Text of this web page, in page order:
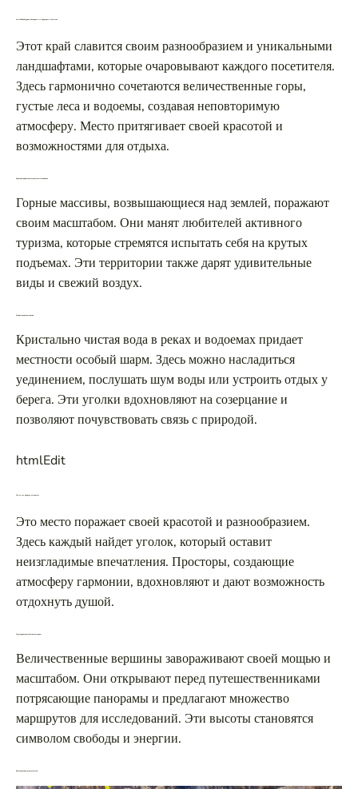
htmlEditКабардино-Балкария и ее природные богатства
Этот край славится своим разнообразием и уникальными
ландшафтами, которые очаровывают каждого посетителя.
Здесь гармонично сочетаются величественные горы,
густые леса и водоемы, создавая неповторимую
атмосферу. Место притягивает своей красотой и
возможностями для отдыха.
Вершины, привлекающие путешественников
Горные массивы, возвышающиеся над землей, поражают
своим масштабом. Они манят любителей активного
туризма, которые стремятся испытать себя на крутых
подъемах. Эти территории также дарят удивительные
виды и свежий воздух.
Реки и озера, полные жизни
Кристально чистая вода в реках и водоемах придает
местности особый шарм. Здесь можно насладиться
уединением, послушать шум воды или устроить отдых у
берега. Эти уголки вдохновляют на созерцание и
позволяют почувствовать связь с природой.
htmlEdit
Место, где природа восхищает
Это место поражает своей красотой и разнообразием.
Здесь каждый найдет уголок, который оставит
неизгладимые впечатления. Просторы, создающие
атмосферу гармонии, вдохновляют и дают возможность
отдохнуть душой.
Горы, дарящие незабываемые виды
Величественные вершины завораживают своей мощью и
масштабом. Они открывают перед путешественниками
потрясающие панорамы и предлагают множество
маршрутов для исследований. Эти высоты становятся
символом свободы и энергии.
Воды, наполняющие свежестью